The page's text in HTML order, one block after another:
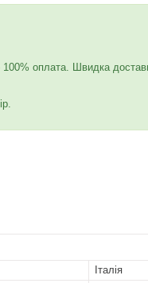
оплата. Швидка
Італія